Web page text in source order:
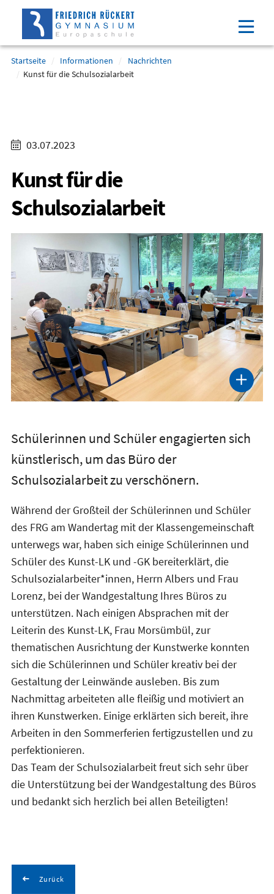
Direkt
Inhalt
(Eingabetaste)
Direkt
Hauptmenu
(Eingabetaste)
Direkt
Suche
(Eingabetaste)
Direkt
Footer
(Eingabetaste)
Startseite Informationen
Nachrichten
Kunst für die Schulsozialarbeit
03.07.2023
Kunst für die
Schulsozialarbeit
Schülerinnen und Schüler engagierten sich
künstlerisch, um das Büro der
Schulsozialarbeit zu verschönern.
Während der Großteil der Schülerinnen und Schüler
des FRG am Wandertag mit der Klassengemeinschaft
unterwegs war, haben sich einige Schülerinnen und
Schüler des Kunst-LK und -GK bereiterklärt, die
Schulsozialarbeiter*innen, Herrn Albers und Frau
Lorenz, bei der Wandgestaltung Ihres Büros zu
unterstützen. Nach einigen Absprachen mit der
Leiterin des Kunst-LK, Frau Morsümbül, zur
thematischen Ausrichtung der Kunstwerke konnten
sich die Schülerinnen und Schüler kreativ bei der
Gestaltung der Leinwände ausleben. Bis zum
Nachmittag arbeiteten alle fleißig und motiviert an
ihren Kunstwerken. Einige erklärten sich bereit, ihre
Arbeiten in den Sommerferien fertigzustellen und zu
perfektionieren.
Das Team der Schulsozialarbeit freut sich sehr über
die Unterstützung bei der Wandgestaltung des Büros
und bedankt sich herzlich bei allen Beteiligten!
Zurück